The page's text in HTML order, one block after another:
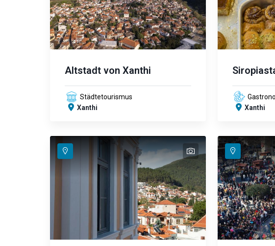
Altstadt von Xanthi
Städtetourismus
Xanthi
Xanthi
text
text
text
text
text